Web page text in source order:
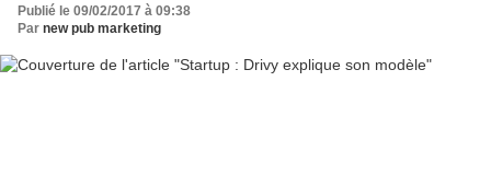
Publié le 09/02/2017 à 09:38
Par new pub marketing